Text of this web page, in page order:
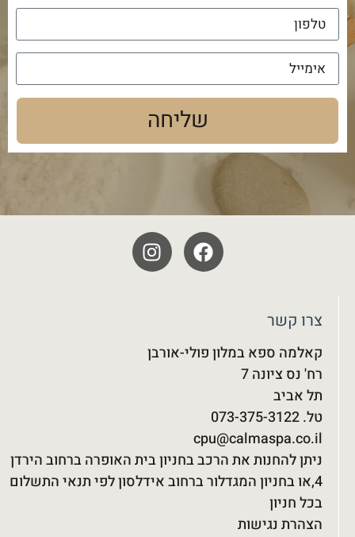
שליחה
צרו קשר
קאלמה ספא במלון פולי-אורבן
רח' נס ציונה 7
תל אביב
טל. 073-375-3122‬
cpu@calmaspa.co.il
ניתן להחנות את הרכב בחניון בית האופרה ברחוב הירדן
4,או בחניון המגדלור ברחוב אידלסון לפי תנאי התשלום
בכל חניון
הצהרת נגישות